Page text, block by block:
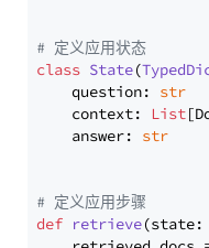
# 定义应用状态
class State(
    question:
str
    context:
List
    answer:
str
# 定义应用步骤
def retrieve(state: